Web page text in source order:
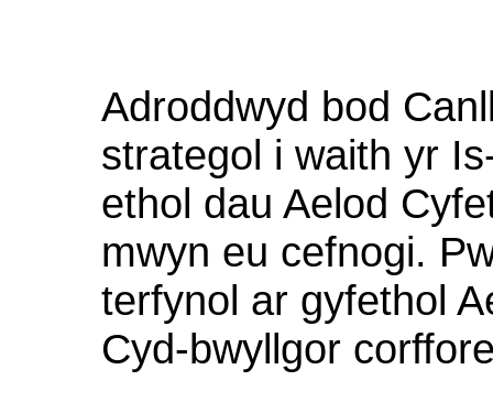
Adroddwyd bod
strategol i waith yr
ethol dau Aelod
mwyn eu cefnogi.
terfynol ar gyfethol
Cyd-bwyllgor